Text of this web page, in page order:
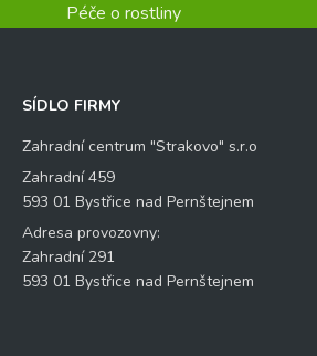
Péče o rostliny
SÍDLO FIRMY
Zahradní centrum "Strakovo" s.r.o
Zahradní 459
593 01 Bystřice nad Pernštejnem
Adresa provozovny:
Zahradní 291
593 01 Bystřice nad Pernštejnem